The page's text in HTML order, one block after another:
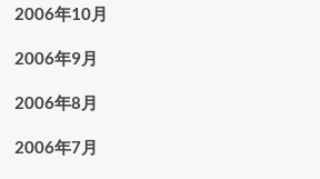
2006年10月
2006年9月
2006年8月
2006年7月